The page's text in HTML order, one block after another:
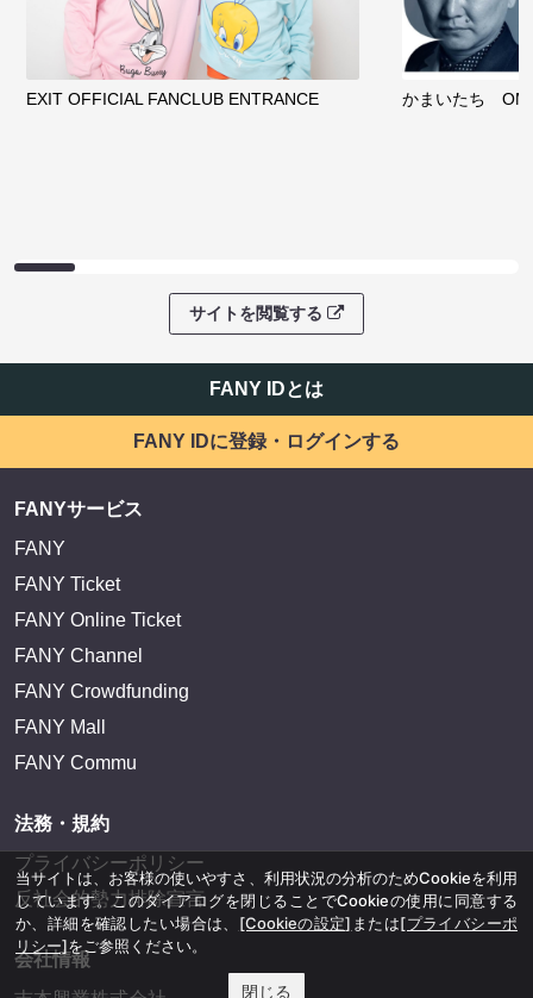
EXIT OFFICIAL FANCLUB ENTRANCE かまいたち
サイトを閲覧する
FANY IDとは
FANY IDに登録・ログインする
FANYサービス
FANY
FANY Ticket
FANY Online Ticket
FANY Channel
FANY Crowdfunding
FANY Mall
FANY Commu
法務・規約
プライバシーポリシー
反社会的勢力排除宣言
会社情報
当サイトは、お客様の使いやすさ、利用状況の分析のためCookieを利用
しています。このダイアログを閉じることでCookieの使用に同意する
か、詳細を確認したい場合は、 [Cookieの設定] または[プライバシーポ
リシー]をご参照ください。
閉じる